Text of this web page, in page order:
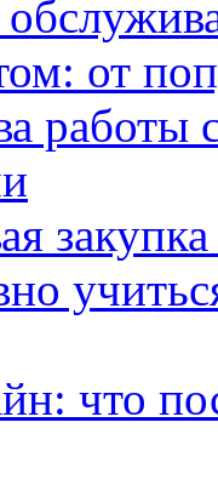
от
работы
что